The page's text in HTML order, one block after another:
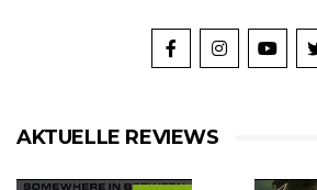
AKTUELLE REVIEWS